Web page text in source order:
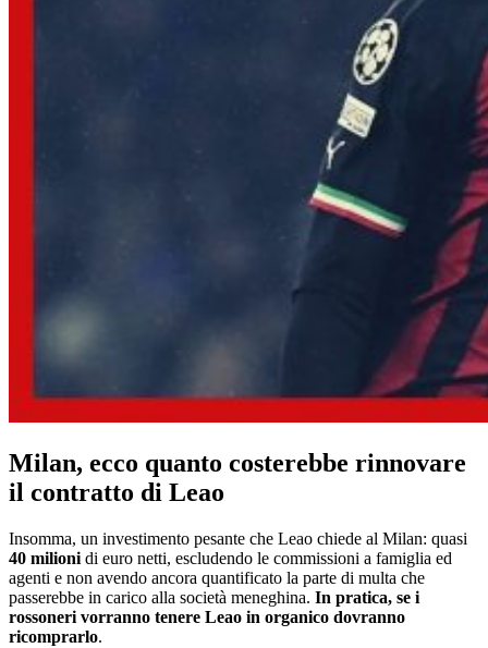
Milan, ecco quanto costerebbe rinnovare
il contratto di Leao
Insomma, un investimento pesante che Leao chiede al Milan: quasi
40 milioni di euro netti, escludendo le commissioni a famiglia ed
agenti e non avendo ancora quantificato la parte di multa che
passerebbe in carico alla società meneghina. In pratica, se i
rossoneri vorranno tenere Leao in organico dovranno
ricomprarlo.